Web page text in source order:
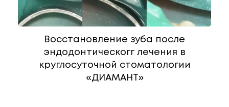
Восстановление зуба после
эндодонтическогг лечения в
круглосуточной стоматологии
«ДИАМАНТ»